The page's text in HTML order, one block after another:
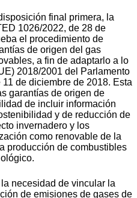
final primera, la
1026/2022, de 28 de
el procedimiento de
de origen del gas
a fin de adaptarlo a lo
2018/2001 del Parlamento
de diciembre de 2018. Esta
garantías de origen de
de incluir información
y de reducción de
invernadero y los
como renovable de la
producción de combustibles
necesidad de vincular la
de emisiones de gases de